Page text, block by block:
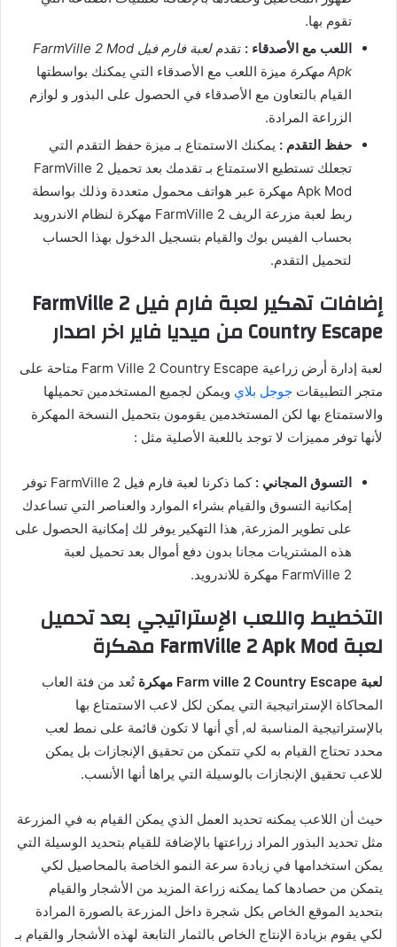
تقوم بها.
اللعب مع الأصدقاء : تقدم
لعبة فارم فيل FarmVille 2 Mod
Apk مهكرة
ميزة اللعب مع الأصدقاء التي يمكنك بواسطتها
القيام بالتعاون مع الأصدقاء في الحصول على البذور و لوازم
الزراعة المرادة.
حفظ التقدم : يمكنك الاستمتاع بـ ميزة حفظ التقدم التي
تجعلك تستطيع الاستمتاع بـ تقدمك بعد تحميل FarmVille 2
Apk Mod مهكرة عبر هواتف محمول متعددة وذلك بواسطة
ربط لعبة مزرعة الريف FarmVille 2 مهكرة لنظام الاندرويد
بحساب الفيس بوك والقيام بتسجيل الدخول بهذا الحساب
لتحميل التقدم.
إضافات تهكير لعبة فارم فيل FarmVille 2
Country Escape من ميديا فاير اخر اصدار
لعبة إدارة أرض زراعية Farm Ville 2 Country Escape متاحة على
متجر التطبيقات جوجل بلاي ويمكن لجميع المستخدمين تحميلها
والاستمتاع بها لكن المستخدمين يقومون بتحميل النسخة المهكرة
لأنها توفر مميزات لا توجد باللعبة الأصلية مثل :
التسوق المجاني :
كما ذكرنا لعبة فارم فيل FarmVille 2 توفر
إمكانية التسوق والقيام بشراء الموارد والعناصر التي تساعدك
على تطوير المزرعة, هذا التهكير يوفر لك إمكانية الحصول على
هذه المشتريات مجانا بدون دفع أموال بعد تحميل لعبة
FarmVille 2 مهكرة للاندرويد.
التخطيط واللعب الإستراتيجي بعد تحميل
لعبة FarmVille 2 Apk Mod مهكرة
لعبة Farm ville 2 Country Escape مهكرة
تُعد من فئة العاب
المحاكاة الإستراتيجية التي يمكن لكل لاعب الاستمتاع بها
بالإستراتيجية المناسبة له, أي أنها لا تكون قائمة على نمط لعب
محدد تحتاج القيام به لكي تتمكن من تحقيق الإنجازات بل يمكن
للاعب تحقيق الإنجازات بالوسيلة التي يراها أنها الأنسب.
حيث أن اللاعب يمكنه تحديد العمل الذي يمكن القيام به في المزرعة
مثل تحديد البذور المراد زراعتها بالإضافة للقيام بتحديد الوسيلة التي
يمكن استخدامها في زيادة سرعة النمو الخاصة بالمحاصيل لكي
يتمكن من حصادها كما يمكنه زراعة المزيد من الأشجار والقيام
بتحديد الموقع الخاص بكل شجرة داخل المزرعة بالصورة المرادة
لكي يقوم بزيادة الإنتاج الخاص بالثمار التابعة لهذه الأشجار والقيام بـ